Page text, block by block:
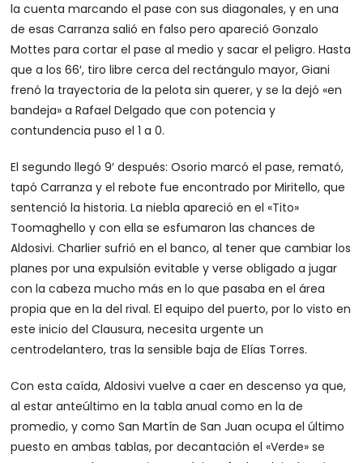
la cuenta marcando el pase con sus diagonales, y en una
de esas Carranza salió en falso pero apareció Gonzalo
Mottes para cortar el pase al medio y sacar el peligro. Hasta
que a los 66′, tiro libre cerca del rectángulo mayor, Giani
frenó la trayectoria de la pelota sin querer, y se la dejó «en
bandeja» a Rafael Delgado que con potencia y
contundencia puso el 1 a 0.
El segundo llegó 9′ después: Osorio marcó el pase, remató,
tapó Carranza y el rebote fue encontrado por Miritello, que
sentenció la historia. La niebla apareció en el «Tito»
Toomaghello y con ella se esfumaron las chances de
Aldosivi. Charlier sufrió en el banco, al tener que cambiar los
planes por una expulsión evitable y verse obligado a jugar
con la cabeza mucho más en lo que pasaba en el área
propia que en la del rival. El equipo del puerto, por lo visto en
este inicio del Clausura, necesita urgente un
centrodelantero, tras la sensible baja de Elías Torres.
Con esta caída, Aldosivi vuelve a caer en descenso ya que,
al estar anteúltimo en la tabla anual como en la de
promedio, y como San Martín de San Juan ocupa el último
puesto en ambas tablas, por decantación el «Verde» se